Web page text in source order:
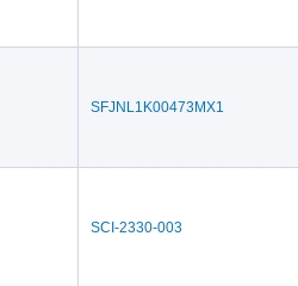
SFJNL1K00473MX1
SCI-2330-003